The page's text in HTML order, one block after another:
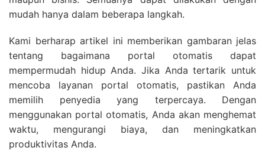
mudah hanya dalam beberapa langkah.
Kami berharap artikel ini memberikan gambaran jelas
tentang bagaimana portal otomatis dapat
mempermudah hidup Anda. Jika Anda tertarik untuk
mencoba layanan portal otomatis, pastikan Anda
memilih penyedia yang terpercaya. Dengan
menggunakan portal otomatis, Anda akan menghemat
waktu, mengurangi biaya, dan meningkatkan
produktivitas Anda.